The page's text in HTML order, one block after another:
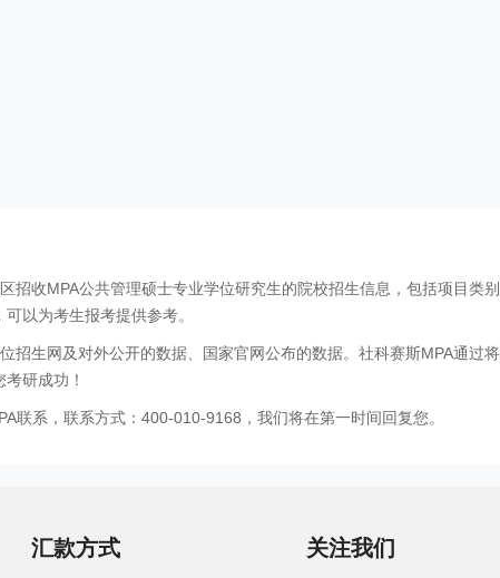
招收MPA公共管理硕士专业学位研究生的院校招生信息，包括项目类
以为考生报考提供参考。
招生网及对外公开的数据、国家官网公布的数据。社科赛斯MPA通过
研成功！
联系，联系方式：400-010-9168，我们将在第一时间回复您。
汇款方式
关注我们